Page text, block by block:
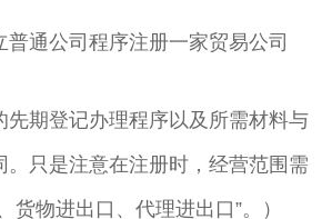
普通公司程序注册一家贸易公司
先期登记办理程序以及所需材料与
。只是注意在注册时，经营范围需
货物进出口、代理进出口”。）